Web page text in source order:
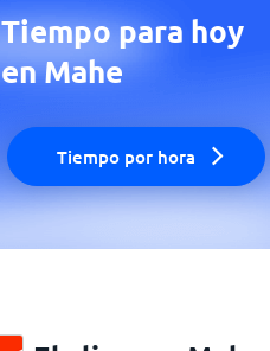
Tiempo para hoy
en Mahe
Tiempo por hora